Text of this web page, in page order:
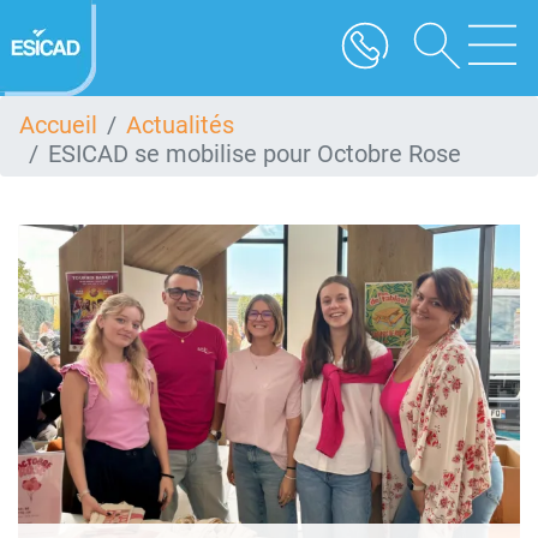
au
contenu
Accueil
Actualités
ESICAD se mobilise pour Octobre Rose